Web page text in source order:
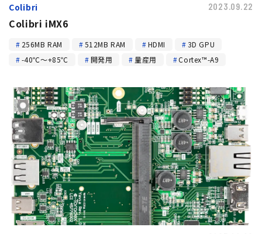
Colibri 2023.09.22
Colibri iMX6
256MB RAM 512MB RAM HDMI
3D GPU
-40℃～+85℃
開発用 量産用 Cortex™-A9